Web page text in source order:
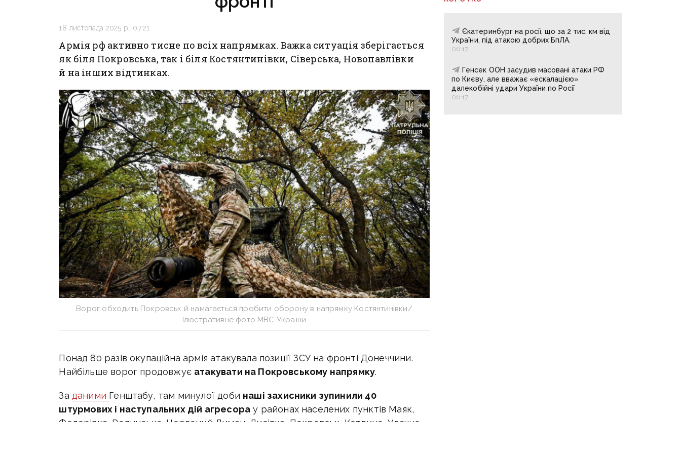
18 листопада 2025 р., 07:21
Армія рф активно тисне по всіх напрямках. Важка ситуація зберігається
як біля Покровська, так і біля Костянтинівки, Сіверська, Новопавлівки
й на інших відтинках.
Ворог обходить Покровськ й намагається пробити оборону в напрямку Костянтинівки/
Ілюстративне фото МВС України
Понад 80 разів окупаційна армія атакувала позиції ЗСУ на фронті Донеччини.
Найбільше ворог продовжує атакувати на Покровському напрямку.
За даними Генштабу, там минулої доби наші захисники зупинили 40
штурмових і наступальних дій агресора у районах населених пунктів Маяк,
Федорівка, Родинське, Червоний Лиман, Лисівка, Покровськ, Котлине, Удачне,
Єкатеринбург на росії, що за 2 тис. км від
України, під атакою добрих БпЛА.
06:17
Генсек ООН засудив масовані атаки РФ
по Києву, але вважає «ескалацією»
далекобійні удари України по Росії
06:17